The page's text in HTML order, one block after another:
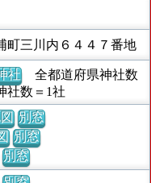
町三川内６４４７番地
社全都道府県神社数
社数＝1社
別窓
別窓
別窓